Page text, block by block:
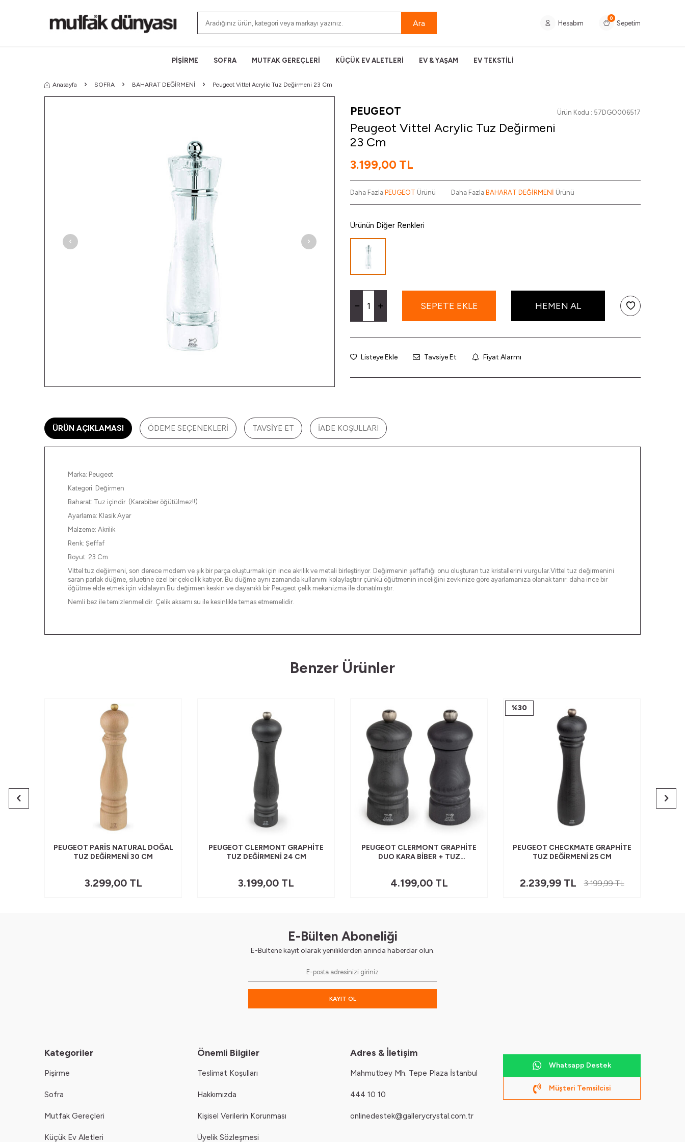
Ara Hesabım
0
Sepetim
PİŞİRME SOFRA MUTFAK GEREÇLERİ KÜÇÜK EV ALETLERİ EV & YAŞAM EV TEKSTİLİ
Anasayfa SOFRA BAHARAT DEĞİRMENİ Peugeot Vittel Acrylic Tuz Değirmeni 23 Cm
PEUGEOT Ürün Kodu : 57DGO006517
Peugeot Vittel Acrylic Tuz Değirmeni
23 Cm
3.199,00 TL
Daha Fazla PEUGEOT Ürünü Daha Fazla BAHARAT DEĞİRMENİ Ürünü
Ürünün Diğer Renkleri
SEPETE EKLE HEMEN AL
Listeye Ekle Tavsiye Et Fiyat Alarmı
ÜRÜN AÇIKLAMASI ÖDEME SEÇENEKLERI TAVSIYE ET İADE KOŞULLARI
Marka: Peugeot
Kategori: Değirmen
Baharat: Tuz içindir. (Karabiber öğütülmez!!)
Ayarlama: Klasik Ayar
Malzeme: Akrilik
Renk: Şeffaf
Boyut: 23 Cm
Vittel tuz değirmeni, son derece modern ve şık bir parça oluşturmak için ince akrilik ve metali birleştiriyor. Değirmenin şeffaflığı onu oluşturan tuz kristallerini vurgular.Vittel tuz değirmenini
saran parlak düğme, siluetine özel bir çekicilik katıyor. Bu düğme aynı zamanda kullanımı kolaylaştırır çünkü öğütmenin inceliğini zevkinize göre ayarlamanıza olanak tanır: daha ince bir
öğütme elde etmek için vidalayın.Bu değirmen keskin ve dayanıklı bir Peugeot çelik mekanizma ile donatılmıştır.
Nemli bez ile temizlenmelidir. Çelik aksamı su ile kesinlikle temas etmemelidir.
Benzer Ürünler
PEUGEOT PARIS NATURAL DOĞAL
TUZ DEĞIRMENI 30 CM
3.299,00TL
PEUGEOT CLERMONT GRAPHITE
TUZ DEĞIRMENI 24 CM
3.199,00 TL
PEUGEOT CLERMONT GRAPHITE
DUO KARA BIBER + TUZ
4.199,00TL
%30
PEUGEOT CHECKMATE GRAPHITE
TUZ DEĞIRMENI 25 CM
2.239,99TL 3.199,99TL
E-Bülten Aboneliği
E-Bültene kayıt olarak yeniliklerden anında haberdar olun.
KAYIT OL
Kategoriler
Pişirme
Sofra
Mutfak Gereçleri
Küçük Ev Aletleri
Önemli Bilgiler
Teslimat Koşulları
Hakkımızda
Kişisel Verilerin Korunması
Üyelik Sözleşmesi
Adres & İletişim
Mahmutbey Mh. Tepe Plaza İstanbul
444 10 10
onlinedestek@gallerycrystal.com.tr
Whatsapp Destek
Müşteri Temsilcisi